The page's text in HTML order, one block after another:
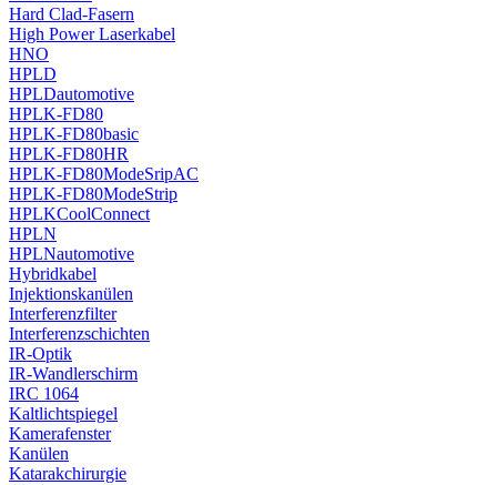
Hard Clad-Fasern
High Power Laserkabel
HNO
HPLD
HPLDautomotive
HPLK-FD80
HPLK-FD80basic
HPLK-FD80HR
HPLK-FD80ModeSripAC
HPLK-FD80ModeStrip
HPLKCoolConnect
HPLN
HPLNautomotive
Hybridkabel
Injektionskanülen
Interferenzfilter
Interferenzschichten
IR-Optik
IR-Wandlerschirm
IRC 1064
Kaltlichtspiegel
Kamerafenster
Kanülen
Katarakchirurgie